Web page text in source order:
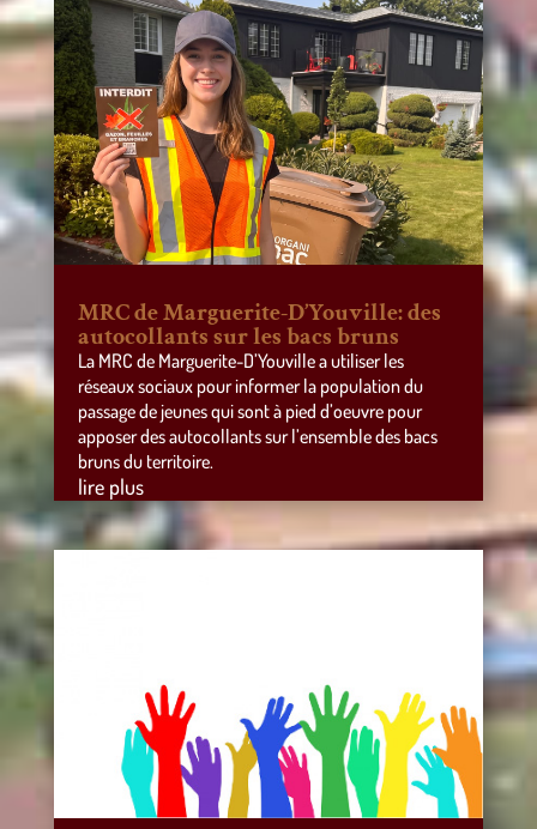
MRC de Marguerite-D’Youville: des
autocollants sur les bacs bruns
La MRC de Marguerite-D’Youville a utiliser les
réseaux sociaux pour informer la population du
passage de jeunes qui sont à pied d’oeuvre pour
apposer des autocollants sur l’ensemble des bacs
bruns du territoire.
lire plus